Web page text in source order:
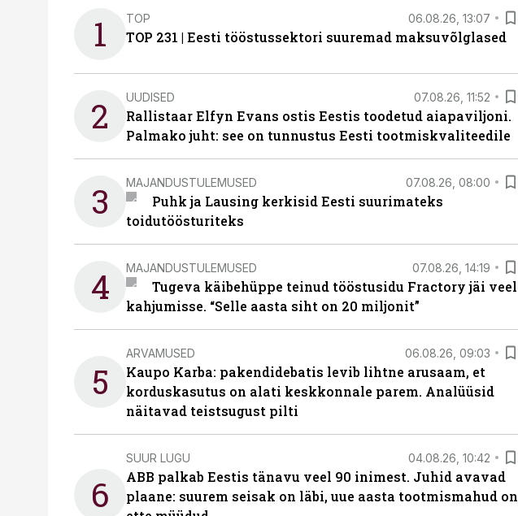
1 TOP 06.08.26, 13:07
TOP 231 | Eesti tööstussektori suuremad maksuvõlglased
2 UUDISED 07.08.26, 11:52
Rallistaar Elfyn Evans ostis Eestis toodetud aiapaviljoni.
Palmako juht: see on tunnustus Eesti tootmiskvaliteedile
3 MAJANDUSTULEMUSED 07.08.26, 08:00
Puhk ja Lausing kerkisid Eesti suurimateks
toidutöösturiteks
4 MAJANDUSTULEMUSED 07.08.26, 14:19
Tugeva käibehüppe teinud tööstusidu Fractory jäi veel
kahjumisse. “Selle aasta siht on 20 miljonit”
5
ARVAMUSED 06.08.26, 09:03
Kaupo Karba: pakendidebatis levib lihtne arusaam, et
korduskasutus on alati keskkonnale parem. Analüüsid
näitavad teistsugust pilti
6
SUUR LUGU 04.08.26, 10:42
ABB palkab Eestis tänavu veel 90 inimest. Juhid avavad
plaane: suurem seisak on läbi, uue aasta tootmismahud on